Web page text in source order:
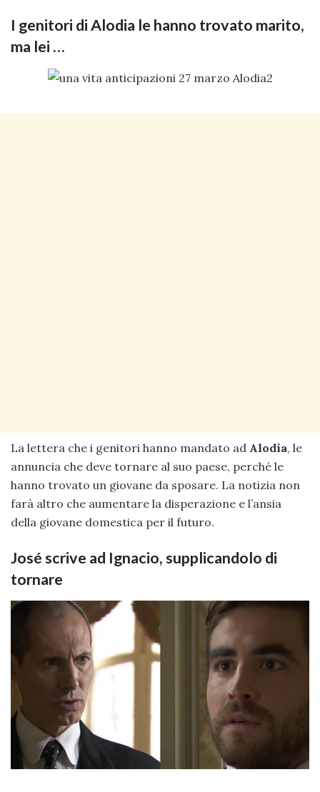
I genitori di Alodia le hanno trovato marito,
ma lei …
La lettera che i genitori hanno mandato ad Alodia, le
annuncia che deve tornare al suo paese, perché le
hanno trovato un giovane da sposare. La notizia non
farà altro che aumentare la disperazione e l’ansia
della giovane domestica per il futuro.
José scrive ad Ignacio, supplicandolo di
tornare